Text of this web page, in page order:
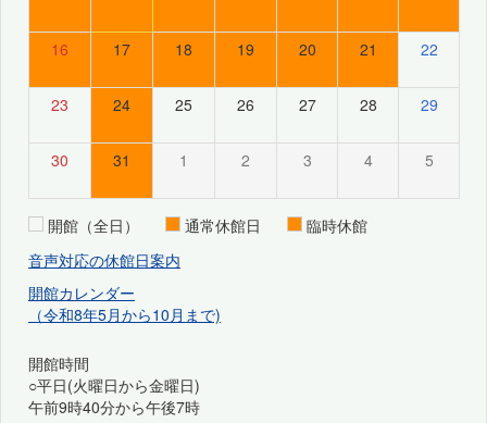
16 17 18 19 20 21 22
23 24 25 26 27 28 29
30 31 1 2 3 4 5
開館（全日） 通常休館日
臨時休館
音声対応の休館日案内
開館カレンダー
（令和8年5月から10月まで)
開館時間
○平日(火曜日から金曜日)
午前9時40分から午後7時